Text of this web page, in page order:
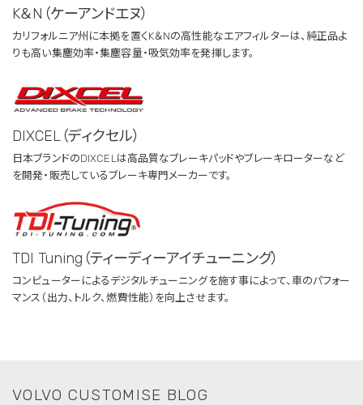
K＆N（ケーアンドエヌ）
カリフォルニア州に本拠を置くK＆Nの高性能なエアフィルターは、純正品よ
りも高い集塵効率・集塵容量・吸気効率を発揮します。
DIXCEL（ディクセル）
日本ブランドのDIXCELは高品質なブレーキパッドやブレーキローターなど
を開発・販売しているブレーキ専門メーカーです。
TDI Tuning（ティーディーアイチューニング）
コンピューターによるデジタルチューニングを施す事によって、車のパフォー
マンス（出力、トルク、燃費性能）を向上させます。
VOLVO CUSTOMISE BLOG